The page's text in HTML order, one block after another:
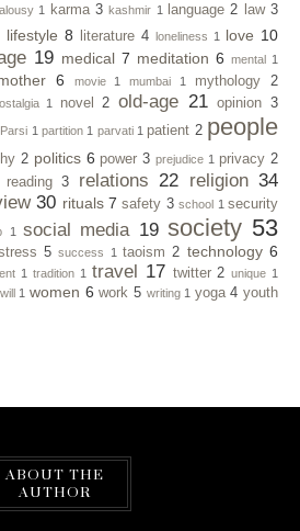
1 karma 3 kashmir 1 language 2 law 3
lifestyle 8 literature 4 loneliness 1 love 10
19 medical 7 meditation 6 mental 1
6 movie 1 mumbai 1 mythology
2
1 novel 2 old-age 21 opinion 3
Parsi 1 partition 1 parvati 1 patient 2 people
2 politics 6 power 3 prejudice 1 privacy 2
reading 3 relations 22 religion 34
30 rituals 7 safety 3 school 1 security
1 social media 19 society 53
5 success 1 taoism 2 technology 6
1 tradition 1 travel 17 twitter 2 unique 1
will 1 women 6 work 5 writing 1 yoga 4 youth
ABOUT THE
AUTHOR